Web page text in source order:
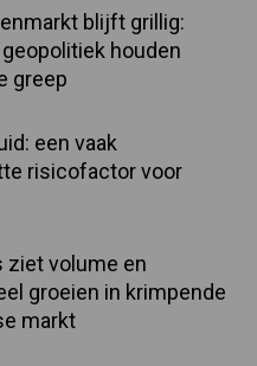
blijft grillig:
houden
greep
een vaak
risicofactor voor
ziet volume en
groeien in krimpende
markt